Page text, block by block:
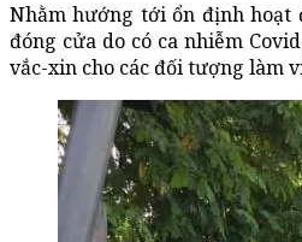
Nhằm hướng tới ổn định hoạt
đóng cửa do có ca nhiễm
vắc-xin cho các đối tượng làm